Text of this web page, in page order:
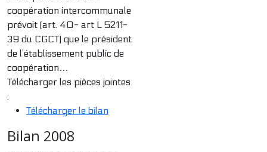
coopération intercommunale
prévoit (art. 40- art L 5211-
39 du CGCT) que le président
de l’établissement public de
coopération…
Télécharger les pièces jointes
:
Télécharger le bilan
Bilan 2008